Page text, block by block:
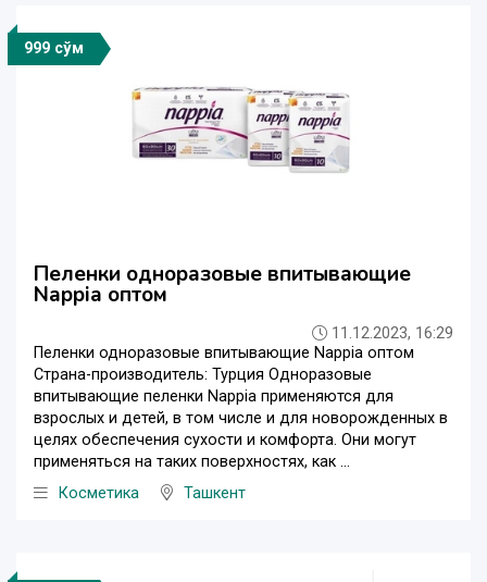
999 сўм
Пеленки одноразовые впитывающие
Nappia оптом
11.12.2023, 16:29
Пеленки одноразовые впитывающие Nappia оптом
Страна-производитель: Турция Одноразовые
впитывающие пеленки Nappia применяются для
взрослых и детей, в том числе и для новорожденных в
целях обеспечения сухости и комфорта. Они могут
применяться на таких поверхностях, как ...
Косметика
Ташкент